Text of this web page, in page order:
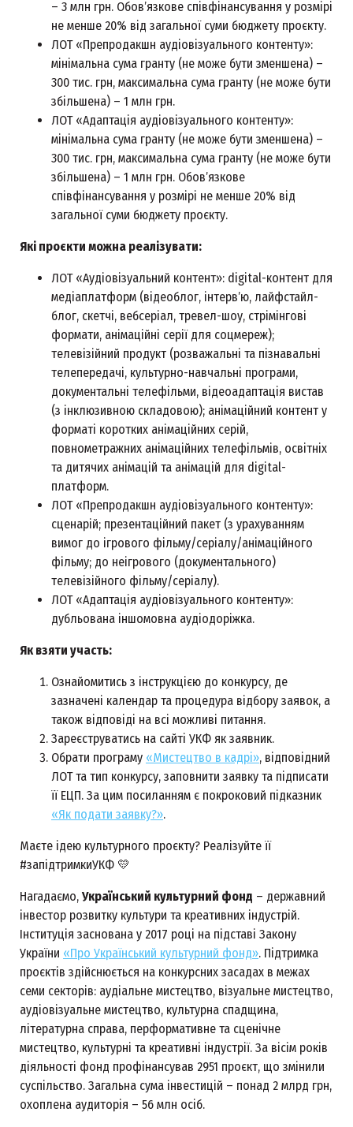
– 3 млн грн. Обовʼязкове співфінансування у розмірі
не менше 20% від загальної суми бюджету проєкту.
ЛОТ «Препродакшн аудіовізуального контенту»:
мінімальна сума гранту (не може бути зменшена) –
300 тис. грн, максимальна сума гранту (не може бути
збільшена) – 1 млн грн.
ЛОТ «Адаптація аудіовізуального контенту»:
мінімальна сума гранту (не може бути зменшена) –
300 тис. грн, максимальна сума гранту (не може бути
збільшена) – 1 млн грн. Обовʼязкове
співфінансування у розмірі не менше 20% від
загальної суми бюджету проєкту.
Які проєкти можна реалізувати:
ЛОТ «Аудіовізуальний контент»: digital-контент для
медіаплатформ (відеоблог, інтервʼю, лайфстайл-
блог, скетчі, вебсеріал, тревел-шоу, стрімінгові
формати, анімаційні серії для соцмереж);
телевізійний продукт (розважальні та пізнавальні
телепередачі, культурно-навчальні програми,
документальні телефільми, відеоадаптація вистав
(з інклюзивною складовою); анімаційний контент у
форматі коротких анімаційних серій,
повнометражних анімаційних телефільмів, освітніх
та дитячих анімацій та анімацій для digital-
платформ.
ЛОТ «Препродакшн аудіовізуального контенту»:
сценарій; презентаційний пакет (з урахуванням
вимог до ігрового фільму/серіалу/анімаційного
фільму; до неігрового (документального)
телевізійного фільму/серіалу).
ЛОТ «Адаптація аудіовізуального контенту»:
дубльована іншомовна аудіодоріжка.
Як взяти участь:
Ознайомитись з інструкцією до конкурсу, де
зазначені календар та процедура відбору заявок, а
також відповіді на всі можливі питання.
Зареєструватись на сайті УКФ як заявник.
Обрати програму «Мистецтво в кадрі», відповідний
ЛОТ та тип конкурсу, заповнити заявку та підписати
її ЕЦП. За цим посиланням є покроковий підказник
«Як подати заявку?».
Маєте ідею культурного проєкту? Реалізуйте її
#запідтримкиУКФ 💛
Нагадаємо, Український культурний фонд – державний
інвестор розвитку культури та креативних індустрій.
Інституція заснована у 2017 році на підставі Закону
України «Про Український культурний фонд». Підтримка
проєктів здійснюється на конкурсних засадах в межах
семи секторів: аудіальне мистецтво, візуальне мистецтво,
аудіовізуальне мистецтво, культурна спадщина,
літературна справа, перформативне та сценічне
мистецтво, культурні та креативні індустрії. За вісім років
діяльності фонд профінансував 2951 проєкт, що змінили
суспільство. Загальна сума інвестицій – понад 2 млрд грн,
охоплена аудиторія – 56 млн осіб.